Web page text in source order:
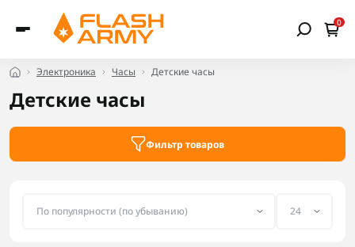
0
Электроника Часы Детские часы
Детские часы
Фильтр товаров